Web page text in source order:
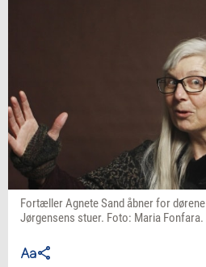
Fortæller Agnete Sand åbner for
Jørgensens stuer. Foto: Maria Fonfara.